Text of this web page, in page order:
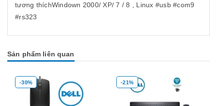
tương thíchWindown 2000/ XP/ 7 / 8 , Linux #usb #com9
#rs323
Sản phẩm liên quan
-30% -21%